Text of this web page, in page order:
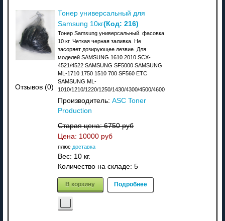
Отзывов (0)
Тонер универсальный для
Samsung 10кг(Код: 216)
Тонер Samsung универсальный. фасовка
10 кг. Четкая черная заливка. Не
засоряет дозирующее лезвие. Для
моделей SAMSUNG 1610 2010 SCX-
4521/4522 SAMSUNG SF5000 SAMSUNG
ML-1710 1750 1510 700 SF560 ETC
SAMSUNG ML-
1010/1210/1220/1250/1430/4300/4500/4600
Производитель: ASC Toner
Production
Старая цена:6750 руб
Цена: 10000 руб
плюс доставка
Вес: 10 кг.
Количество на складе: 5
В корзину Подробнее